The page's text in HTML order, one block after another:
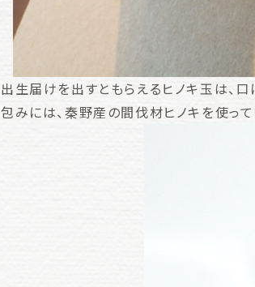
出生届けを出すともらえるヒノキ玉は、
包みには、秦野産の間伐材ヒノキを使っ